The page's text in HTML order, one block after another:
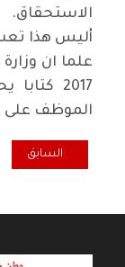
الاستحقاق.
أليس هذا
2017 كتابا يحمل الرقم
الموظف على
المقال
السابق